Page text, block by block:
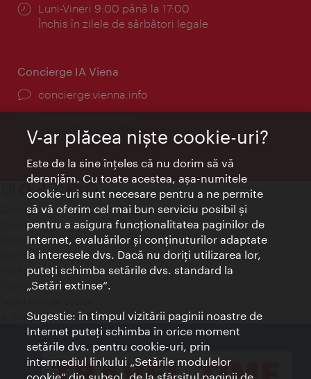
Program:
Luni-Vineri 9:00 până la 17:00
Închis în zilele de sărbători legale
Concierge IA Viena
concierge.vienna.info
Contact
Credits
Declaraţie privind protecţia datelor
Terms of Use
Accesibilitate
Contact presa
© Copyright Wien Tourismus
V-ar plăcea nişte cookie-uri?
Este de la sine înţeles că nu dorim să vă
deranjăm. Cu toate acestea, aşa-numitele
cookie-uri sunt necesare pentru a ne permite
să vă oferim cel mai bun serviciu posibil şi
pentru a asigura funcţionalitatea paginilor de
Internet, evaluărilor şi conţinuturilor adaptate
la interesele dvs. Dacă nu doriţi utilizarea lor,
puteţi schimba setările dvs. standard la
„Setări extinse“.
Sugestie: în timpul vizitării paginii noastre de
Internet puteţi schimba în orice moment
setările dvs. pentru cookie-uri, prin
intermediul linkului „Setările modulelor